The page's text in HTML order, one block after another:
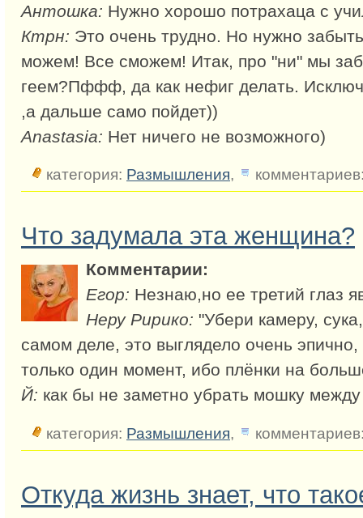
Антошка: Нужно хорошо потрахаца с
Ктрн: Это очень трудно. Но нужно
можем! Все сможем! Итак, про "ни" мы
геем?Пффф, да как нефиг делать.
,а дальше само пойдет))
Anastasia: Нет ничего не возможного)
категория: Размышления,
Что задумала эта женщина?
Комментарии:
Егор: Незнаю,но ее третий глаз
Неру Ририко: "Убери камеру,
самом деле, это выглядело очень эпично,
только один момент, ибо плёнки на
Й: как бы не заметно убрать мошку
категория: Размышления,
Откуда жизнь знает, что